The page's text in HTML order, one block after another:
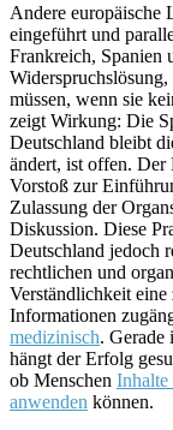
Andere europäische
eingeführt und
Frankreich, Spanien
müssen, wenn sie
zeigt Wirkung: Die
Deutschland bleibt
ändert, ist offen. Der
Vorstoß zur
Zulassung der
Diskussion. Diese
Deutschland jedoch
rechtlichen und
Verständlichkeit
Informationen
medizinisch. Gerade
hängt der Erfolg
ob Menschen Inhalte
anwenden können.